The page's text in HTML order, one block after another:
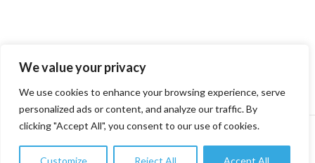
We value your privacy
We use cookies to enhance your browsing experience, serve
personalized ads or content, and analyze our traffic. By
clicking "Accept All", you consent to our use of cookies.
Customize Reject All Accept All
PRODUCT CATEGORIES
FOTOTEK 2026 CREATED BY DIGITAL MARKETING CITY
0